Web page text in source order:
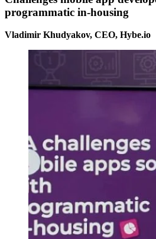
programmatic in-housing
Vladimir Khudyakov, CEO, Hybe.io